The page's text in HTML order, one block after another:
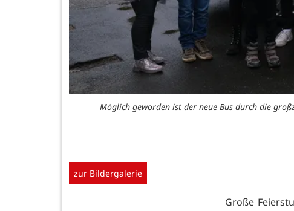
Möglich geworden ist der neue Bus durch die
zur Bildergalerie
Große